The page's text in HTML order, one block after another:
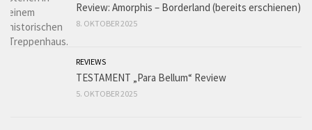
Review: Amorphis – Borderland (bereits erschienen)
8. OKTOBER 2025
REVIEWS
TESTAMENT „Para Bellum“ Review
5. OKTOBER 2025